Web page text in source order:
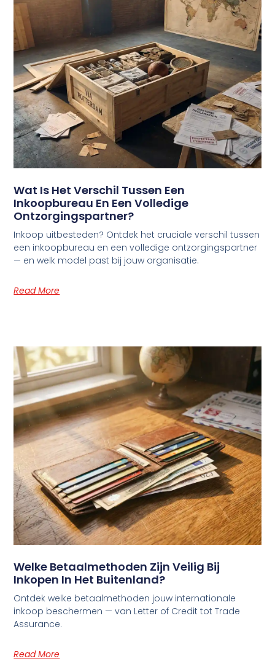
Wat Is Het Verschil Tussen Een
Inkoopbureau En Een Volledige
Ontzorgingspartner?
Inkoop uitbesteden? Ontdek het cruciale verschil tussen
een inkoopbureau en een volledige ontzorgingspartner
— en welk model past bij jouw organisatie.
Read More
Welke Betaalmethoden Zijn Veilig Bij
Inkopen In Het Buitenland?
Ontdek welke betaalmethoden jouw internationale
inkoop beschermen — van Letter of Credit tot Trade
Assurance.
Read More